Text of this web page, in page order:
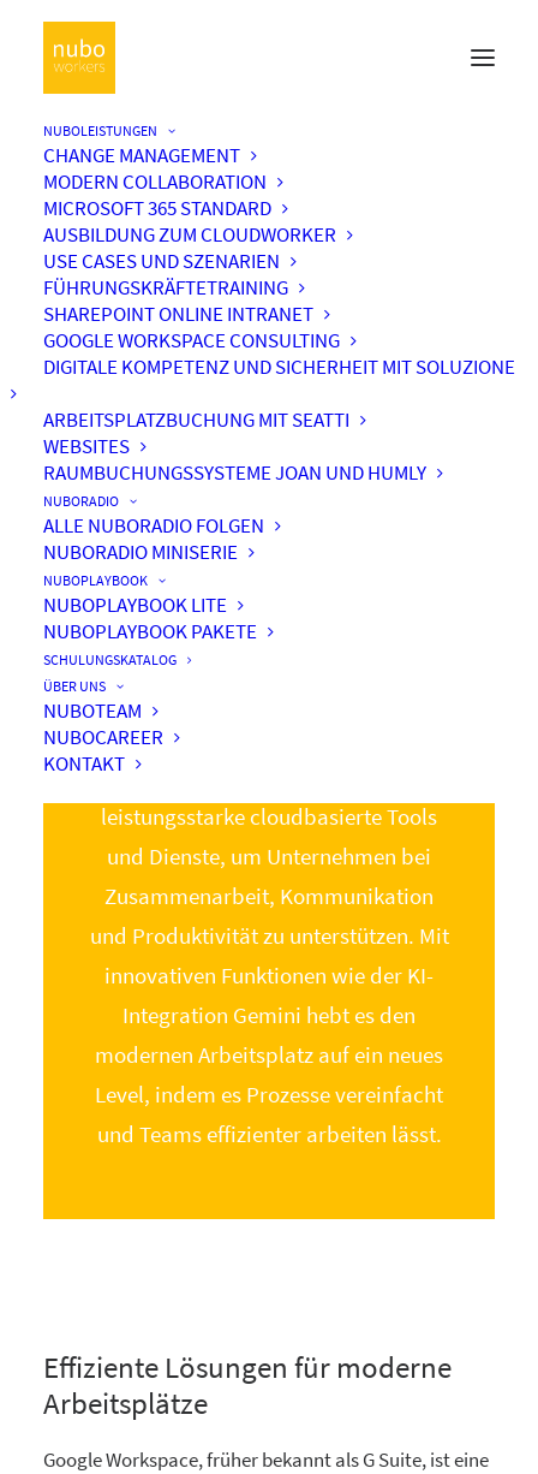
NUBOLEISTUNGEN
CHANGE MANAGEMENT
MODERN COLLABORATION
MICROSOFT 365 STANDARD
AUSBILDUNG ZUM CLOUDWORKER
USE CASES UND SZENARIEN
FÜHRUNGSKRÄFTETRAINING
SHAREPOINT ONLINE INTRANET
GOOGLE WORKSPACE CONSULTING
DIGITALE KOMPETENZ UND SICHERHEIT MIT SOLUZIONE
ARBEITSPLATZBUCHUNG MIT SEATTI
WEBSITES
RAUMBUCHUNGSSYSTEME JOAN UND HUMLY
NUBORADIO
ALLE NUBORADIO FOLGEN
NUBORADIO MINISERIE
NUBOPLAYBOOK
NUBOPLAYBOOK LITE
NUBOPLAYBOOK PAKETE
SCHULUNGSKATALOG
ÜBER UNS
NUBOTEAM
NUBOCAREER
KONTAKT
GOOGLE WORKSPACE
eine
zentrale
Google Workspace kombiniert
leistungsstarke cloudbasierte Tools
und Dienste, um Unternehmen bei
Zusammenarbeit, Kommunikation
und Produktivität zu unterstützen. Mit
innovativen Funktionen wie der KI-
Integration Gemini hebt es den
modernen Arbeitsplatz auf ein neues
Level, indem es Prozesse vereinfacht
und Teams effizienter arbeiten lässt.
Effiziente Lösungen für moderne
Arbeitsplätze
Google Workspace, früher bekannt als G Suite, ist eine